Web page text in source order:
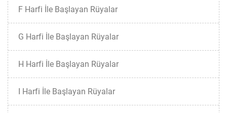
F Harfi İle Başlayan Rüyalar
G Harfi İle Başlayan Rüyalar
H Harfi İle Başlayan Rüyalar
I Harfi İle Başlayan Rüyalar